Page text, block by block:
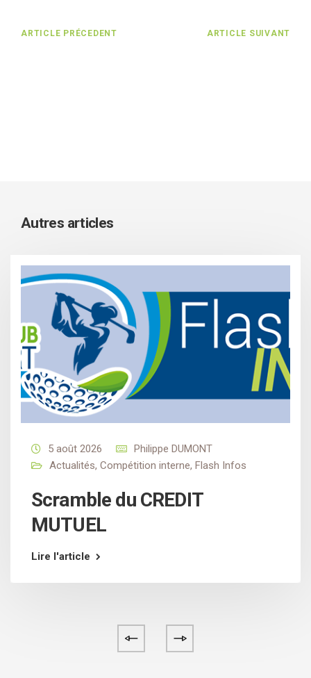
ARTICLE PRÉCEDENT ARTICLE SUIVANT
Autres articles
5 août 2026
Philippe DUMONT
Actualités, Compétition interne, Flash Infos
Scramble du CREDIT
MUTUEL
Lire l'article